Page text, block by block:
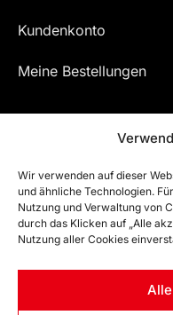
Wir verwenden auf dieser
und ähnliche Technologien.
Nutzung und Verwaltung von
durch das Klicken auf „Alle
Nutzung aller Cookies
Kundenkonto
Meine Bestellungen
© EFZ WELT |